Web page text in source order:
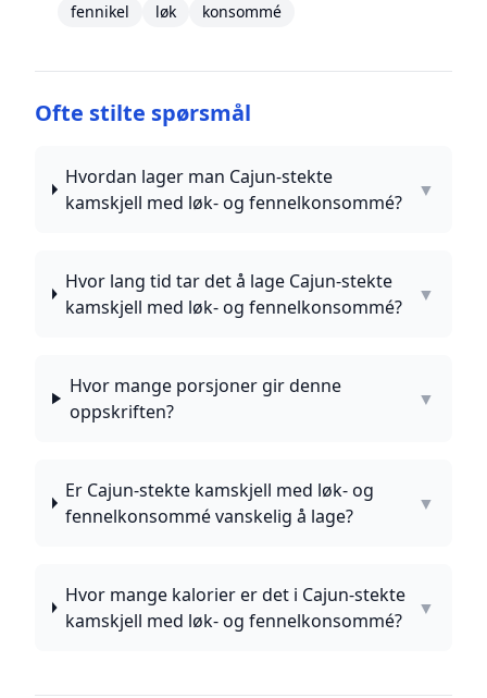
fennikel
løk konsommé
Ofte stilte spørsmål
Hvordan lager man Cajun-stekte
kamskjell med løk- og fennelkonsommé?
▼
Hvor lang tid tar det å lage Cajun-stekte
kamskjell med løk- og fennelkonsommé?
▼
Hvor mange porsjoner gir denne
oppskriften?
▼
Er Cajun-stekte kamskjell med løk- og
fennelkonsommé vanskelig å lage?
▼
Hvor mange kalorier er det i Cajun-stekte
kamskjell med løk- og fennelkonsommé?
▼